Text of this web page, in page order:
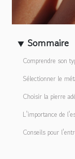
Sommaire
Comprendre son
Sélectionner le
Choisir la pierre
L'importance de
Conseils pour